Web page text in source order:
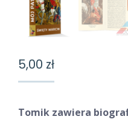
5,00 zł
Tomik zawiera